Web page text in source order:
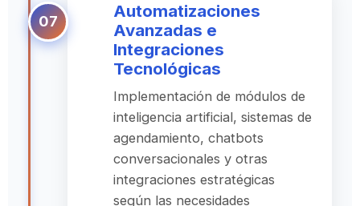
Automatizaciones
Avanzadas e
Integraciones
Tecnológicas
Implementación de módulos de
inteligencia artificial, sistemas de
agendamiento, chatbots
conversacionales y otras
integraciones estratégicas
según las necesidades